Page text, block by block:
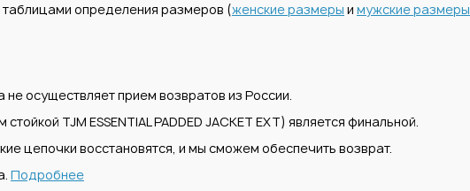
определения размеров (женские размеры и мужские размеры
осуществляет прием возвратов из России.
TJM ESSENTIAL PADDED JACKET EXT) является финальной.
цепочки восстановятся, и мы сможем обеспечить возврат.
Подробнее